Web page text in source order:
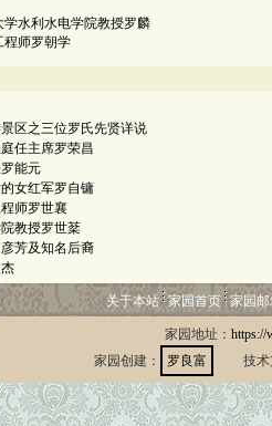
学水利水电学院教授罗麟
程师罗朝学
区之三位罗氏先贤详说
任主席罗荣昌
能元
女红军罗自镛
师罗世襄
教授罗世棻
芳及知名后裔
关于本站 家园首页 家园
家园地址： https://
家园创建：
罗良富 技术